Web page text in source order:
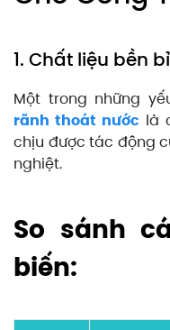
1. Chất liệu bền
Một trong những
rãnh thoát nước là
chịu được tác động
nghiệt.
So sánh
biến: